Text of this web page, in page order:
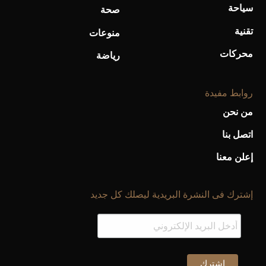
سياحة
تقنية
محركات
صحة
منوعات
رياضة
روابط مفيدة
من نحن
اتصل بنا
إعلن معنا
إشترك فى النشرة البريدية ليصلك كل جديد